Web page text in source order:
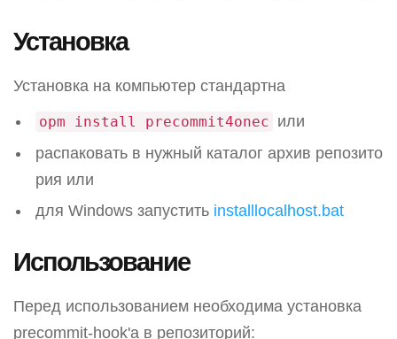
Установка
Установка на компьютер стандартна
opm install precommit4onec или
распаковать в нужный каталог архив репозито
рия или
для Windows запустить installlocalhost.bat
Использование
Перед использованием необходима установка
precommit-hook'а в репозиторий: